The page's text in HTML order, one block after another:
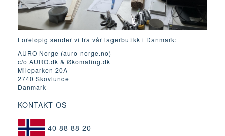
Foreløpig sender vi fra vår lagerbutikk i Danmark:
AURO Norge (auro-norge.no)
c/o AURO.dk & Økomaling.dk
Mileparken 20A
2740 Skovlunde
Danmark
KONTAKT OS
40 88 88 20